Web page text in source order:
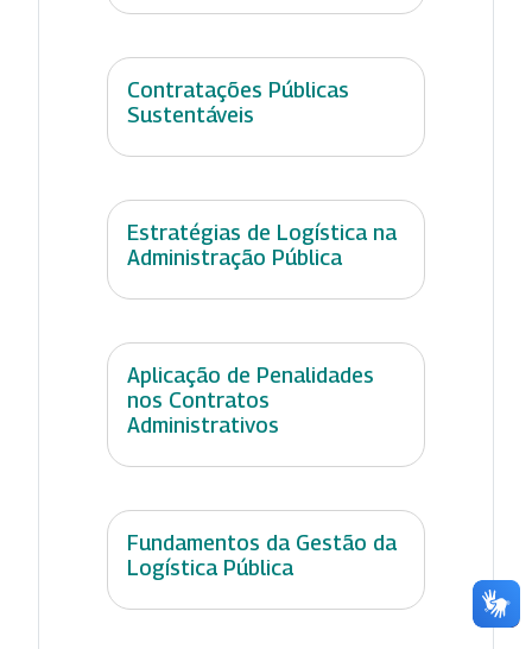
Contratações Públicas
Sustentáveis
Estratégias de Logística na
Administração Pública
Aplicação de Penalidades
nos Contratos
Administrativos
Fundamentos da Gestão da
Logística Pública